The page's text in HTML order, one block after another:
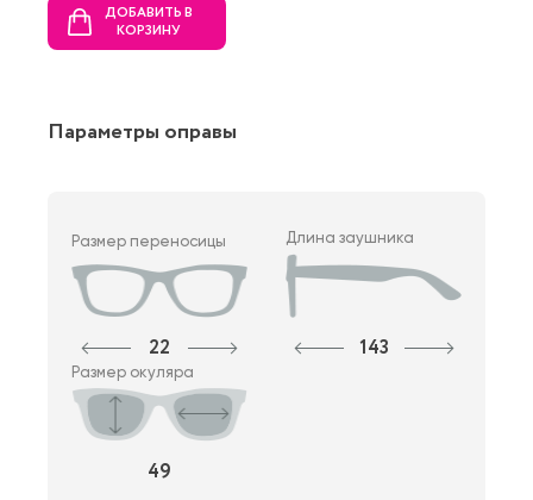
ДОБАВИТЬ В
КОРЗИНУ
Параметры оправы
Размер переносицы
22
Длина заушника
143
Размер окуляра
49